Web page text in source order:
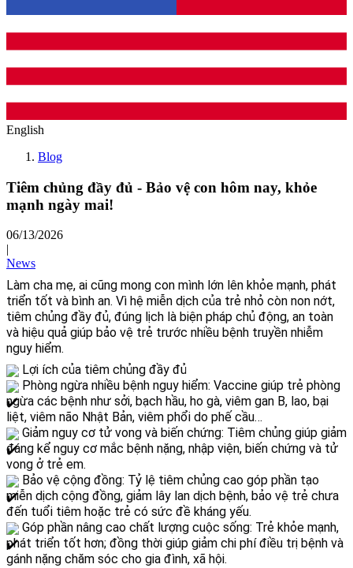
English
Blog
Tiêm chủng đầy đủ - Bảo vệ con hôm nay, khỏe
mạnh ngày mai!
06/13/2026
|
News
Làm cha mẹ, ai cũng mong con mình lớn lên khỏe mạnh, phát
triển tốt và bình an. Vì hệ miễn dịch của trẻ nhỏ còn non nớt,
tiêm chủng đầy đủ, đúng lịch là biện pháp chủ động, an toàn
và hiệu quả giúp bảo vệ trẻ trước nhiều bệnh truyền nhiễm
nguy hiểm.
Lợi ích của tiêm chủng đầy đủ
Phòng ngừa nhiều bệnh nguy hiểm: Vaccine giúp trẻ phòng
ngừa các bệnh như sởi, bạch hầu, ho gà, viêm gan B, lao, bại
liệt, viêm não Nhật Bản, viêm phổi do phế cầu…
Giảm nguy cơ tử vong và biến chứng: Tiêm chủng giúp giảm
đáng kể nguy cơ mắc bệnh nặng, nhập viện, biến chứng và tử
vong ở trẻ em.
Bảo vệ cộng đồng: Tỷ lệ tiêm chủng cao góp phần tạo
miễn dịch cộng đồng, giảm lây lan dịch bệnh, bảo vệ trẻ chưa
đến tuổi tiêm hoặc trẻ có sức đề kháng yếu.
Góp phần nâng cao chất lượng cuộc sống: Trẻ khỏe mạnh,
phát triển tốt hơn; đồng thời giúp giảm chi phí điều trị bệnh và
gánh nặng chăm sóc cho gia đình, xã hội.